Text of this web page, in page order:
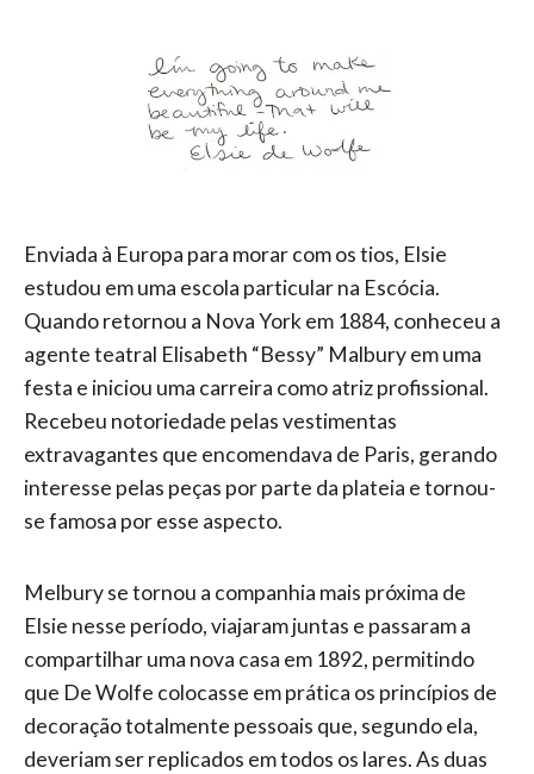
Enviada à Europa para morar com os tios, Elsie
estudou em uma escola particular na Escócia.
Quando retornou a Nova York em 1884, conheceu a
agente teatral Elisabeth “Bessy” Malbury em uma
festa e iniciou uma carreira como atriz profissional.
Recebeu notoriedade pelas vestimentas
extravagantes que encomendava de Paris, gerando
interesse pelas peças por parte da plateia e tornou-
se famosa por esse aspecto.
Melbury se tornou a companhia mais próxima de
Elsie nesse período, viajaram juntas e passaram a
compartilhar uma nova casa em 1892, permitindo
que De Wolfe colocasse em prática os princípios de
decoração totalmente pessoais que, segundo ela,
deveriam ser replicados em todos os lares. As duas